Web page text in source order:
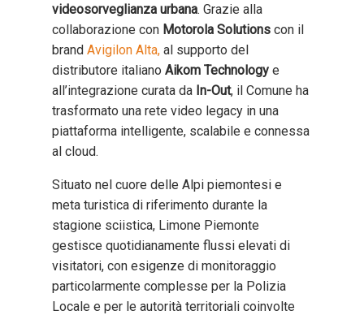
videosorveglianza urbana. Grazie alla
collaborazione con Motorola Solutions con il
brand Avigilon Alta, al supporto del
distributore italiano Aikom Technology e
all’integrazione curata da In-Out, il Comune ha
trasformato una rete video legacy in una
piattaforma intelligente, scalabile e connessa
al cloud.
Situato nel cuore delle Alpi piemontesi e
meta turistica di riferimento durante la
stagione sciistica, Limone Piemonte
gestisce quotidianamente flussi elevati di
visitatori, con esigenze di monitoraggio
particolarmente complesse per la Polizia
Locale e per le autorità territoriali coinvolte